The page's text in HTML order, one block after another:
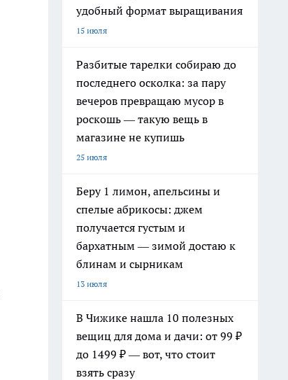
удобный формат выращивания
15 июля
Разбитые тарелки собираю до
последнего осколка: за пару
вечеров превращаю мусор в
роскошь — такую вещь в
магазине не купишь
25 июля
Беру 1 лимон, апельсины и
спелые абрикосы: джем
получается густым и
бархатным — зимой достаю к
блинам и сырникам
13 июля
В Чижике нашла 10 полезных
вещиц для дома и дачи: от 99 ₽
до 1499 ₽ — вот, что стоит
взять сразу